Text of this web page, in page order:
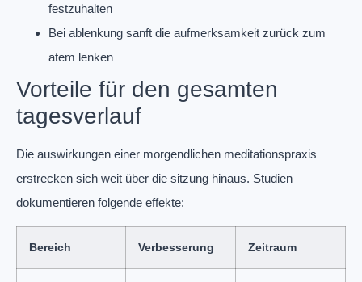
festzuhalten
Bei ablenkung sanft die aufmerksamkeit zurück zum
atem lenken
Vorteile für den gesamten
tagesverlauf
Die auswirkungen einer morgendlichen meditationspraxis
erstrecken sich weit über die sitzung hinaus. Studien
dokumentieren folgende effekte:
Bereich Verbesserung Zeitraum